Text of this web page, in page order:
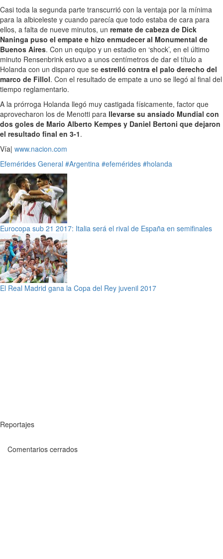
Casi toda la segunda parte transcurrió con la ventaja por la mínima
para la albiceleste y cuando parecía que todo estaba de cara para
ellos, a falta de nueve minutos, un remate de cabeza de Dick
Naninga puso el empate e hizo enmudecer al Monumental de
Buenos Aires. Con un equipo y un estadio en ‘shock’, en el último
minuto Rensenbrink estuvo a unos centímetros de dar el título a
Holanda con un disparo que se estrelló contra el palo derecho del
marco de Fillol. Con el resultado de empate a uno se llegó al final del
tiempo reglamentario.
A la prórroga Holanda llegó muy castigada físicamente, factor que
aprovecharon los de Menotti para llevarse su ansiado Mundial con
dos goles de Mario Alberto Kempes y Daniel Bertoni que dejaron
el resultado final en 3-1.
Vía| www.nacion.com
Efemérides General #Argentina #efemérides #holanda
Eurocopa sub 21 2017: Italia será el rival de España en semifinales
El Real Madrid gana la Copa del Rey juvenil 2017
Reportajes
Comentarios cerrados